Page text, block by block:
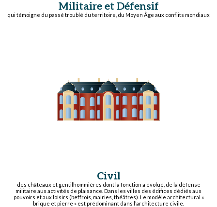
Militaire et Défensif
qui témoigne du passé troublé du territoire, du Moyen Âge aux conflits mondiaux
Civil
des châteaux et gentilhommières dont la fonction a évolué, de la défense
militaire aux activités de plaisance. Dans les villes des édifices dédiés aux
pouvoirs et aux loisirs (beffrois, mairies, théâtres). Le modèle architectural «
brique et pierre » est prédominant dans l’architecture civile.